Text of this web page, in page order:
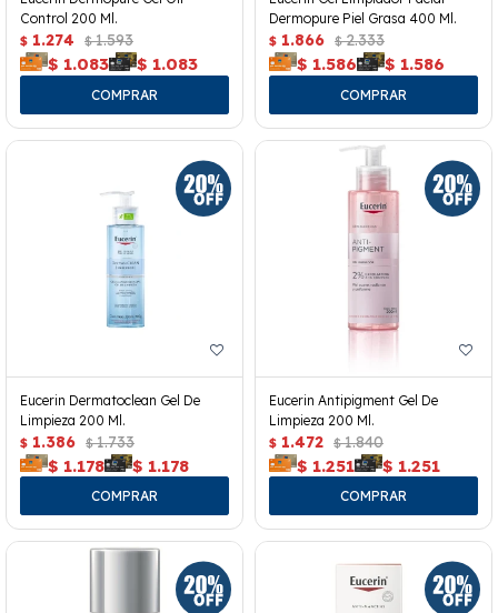
Control 200 Ml.
$ 1.274 $ 1.593
$ 1.083 $ 1.083
Dermopure Piel Grasa 400 Ml.
$ 1.866 $ 2.333
$ 1.586 $ 1.586
Eucerin Dermatoclean Gel De
Limpieza 200 Ml.
$ 1.386 $ 1.733
$ 1.178 $ 1.178
Eucerin Antipigment Gel De
Limpieza 200 Ml.
$ 1.472 $ 1.840
$ 1.251 $ 1.251